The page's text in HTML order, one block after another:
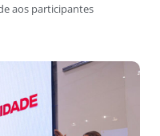
aos participantes